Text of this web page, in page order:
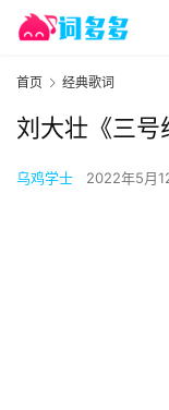
首页 经典歌词
刘大壮《三号
乌鸡学士 2022年5月